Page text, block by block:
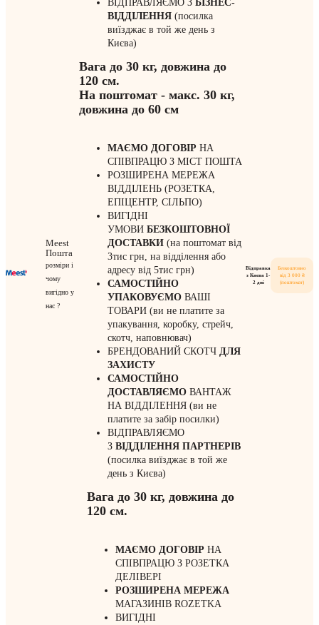
ВІДПРАВЛЯЄМО З БІЗНЕС-
ВІДДІЛЕННЯ(посилка
виїзджає в той же день з
Києва)
Meest
Пошта
розміри і
чому
вигідно у
нас ?
Вага до 30 кг, довжина до
120 см.
На поштомат - макс. 30 кг,
довжина до 60 см
МАЄМО ДОГОВІР НА
СПІВПРАЦЮ З МІСТ ПОШТА
РОЗШИРЕНА МЕРЕЖА
ВІДДІЛЕНЬ (РОЗЕТКА,
ЕПІЦЕНТР, СІЛЬПО)
ВИГІДНІ
УМОВИ БЕЗКОШТОВНОЇ
ДОСТАВКИ(на поштомат від
3тис грн, на відділення або
адресу від 5тис грн)
САМОСТІЙНО
УПАКОВУЄМОВАШІ
ТОВАРИ (ви не платите за
упакування, коробку, стрейч,
скотч, наповнювач)
БРЕНДОВАНИЙ СКОТЧ ДЛЯ
ЗАХИСТУ
САМОСТІЙНО
ДОСТАВЛЯЄМОВАНТАЖ
НА ВІДДІЛЕННЯ (ви не
платите за забір посилки)
ВІДПРАВЛЯЄМО
З ВІДДІЛЕННЯ ПАРТНЕРІВ
(посилка виїзджає в той же
день з Києва)
Відправка
з Києва 1-
2 дні
Безкоштовно
від 3 000 ₴
(поштомат)
Вага до 30 кг, довжина до
120 см.
МАЄМО ДОГОВІР НА
СПІВПРАЦЮ З РОЗЕТКА
ДЕЛІВЕРІ
РОЗШИРЕНА МЕРЕЖА
МАГАЗИНІВ ROZETKA
ВИГІДНІ